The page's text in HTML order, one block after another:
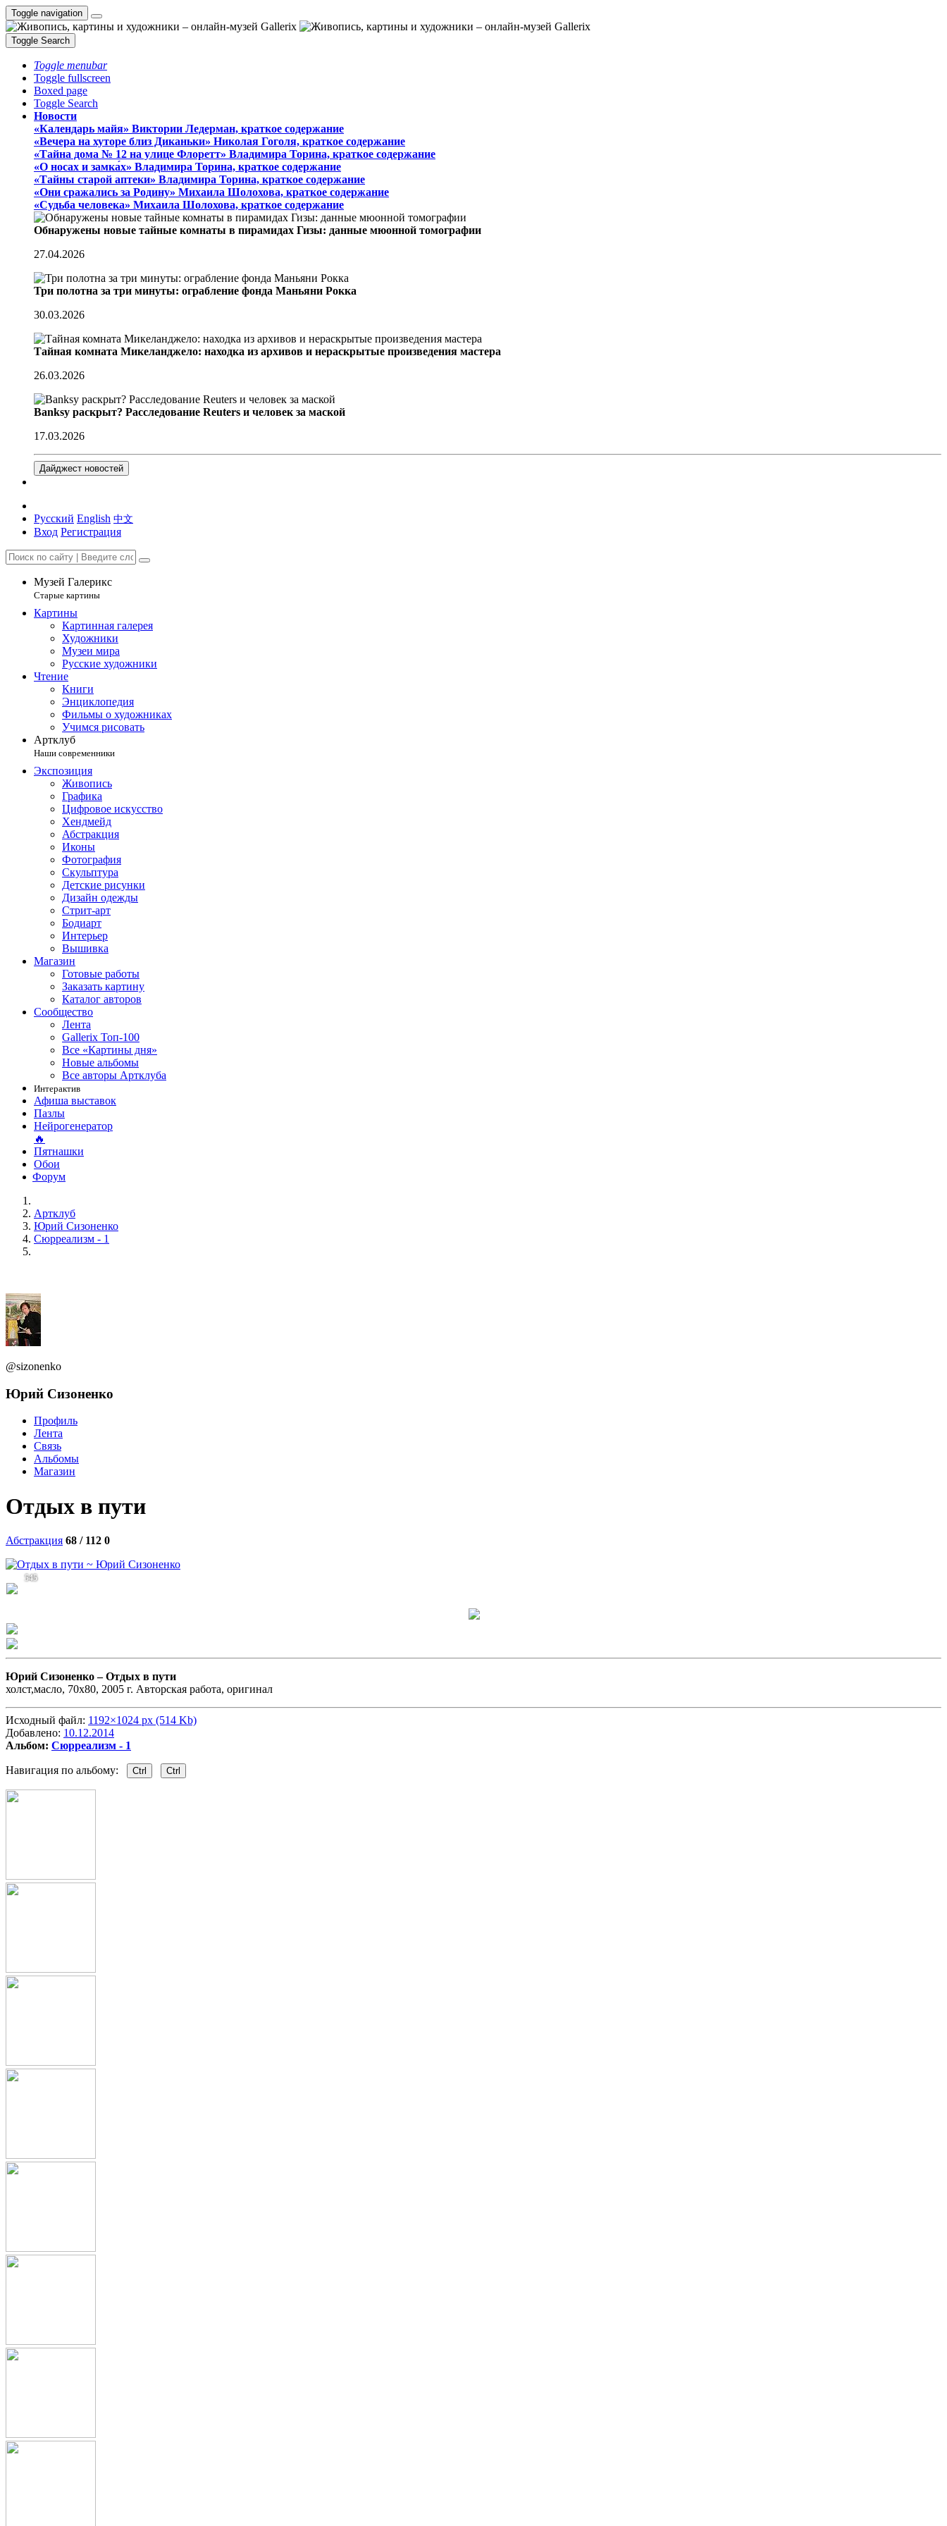
Toggle navigation
Toggle Search
Toggle menubar
Toggle fullscreen
Boxed page
Toggle Search
Новости
«Календарь майя» Виктории Ледерман, краткое содержание
«Вечера на хуторе близ Диканьки» Николая Гоголя, краткое содержание
«Тайна дома № 12 на улице Флоретт» Владимира Торина, краткое содержание
«О носах и замка́х» Владимира Торина, краткое содержание
«Тайны старой аптеки» Владимира Торина, краткое содержание
«Они сражались за Родину» Михаила Шолохова, краткое содержание
«Судьба человека» Михаила Шолохова, краткое содержание
Обнаружены новые тайные комнаты в пирамидах Гизы: данные мюонной томографии
27.04.2026
Три полотна за три минуты: ограбление фонда Маньяни Рокка
30.03.2026
Тайная комната Микеланджело: находка из архивов и нераскрытые произведения мастера
26.03.2026
Banksy раскрыт? Расследование Reuters и человек за маской
17.03.2026
Дайджест новостей
Русский English 中文
Вход Регистрация
Музей Галерикс
Старые картины
Картины
Картинная галерея
Художники
Музеи мира
Русские художники
Чтение
Книги
Энциклопедия
Фильмы о художниках
Учимся рисовать
Артклуб
Наши современники
Экспозиция
Живопись
Графика
Цифровое искусство
Хендмейд
Абстракция
Иконы
Фотография
Скульптура
Детские рисунки
Дизайн одежды
Стрит-арт
Бодиарт
Интерьер
Вышивка
Магазин
Готовые работы
Заказать картину
Каталог авторов
Сообщество
Лента
Gallerix Топ-100
Все «Картины дня»
Новые альбомы
Все авторы Артклуба
Интерактив
Афиша выставок
Пазлы
Нейрогенератор
🔥
Пятнашки
Обои
Форум
Артклуб
Юрий Сизоненко
Сюрреализм - 1
@sizonenko
Юрий Сизоненко
Профиль
Лента
Связь
Альбомы
Магазин
Отдых в пути
Абстракция 68 / 112 0
545
Юрий Сизоненко –Отдых в пути
холст,масло, 70х80, 2005 г. Авторская работа, оригинал
Исходный файл: 1192×1024 px (514 Kb)
Добавлено: 10.12.2014
Альбом: Сюрреализм - 1
Навигация по альбому: Ctrl Ctrl